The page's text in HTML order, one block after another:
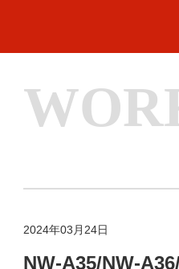
2024年03月24日
NW-A35/NW-